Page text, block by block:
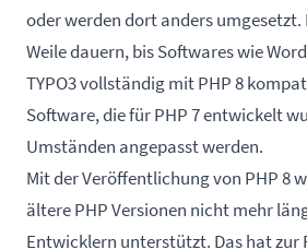
oder werden dort anders umgesetzt.
Weile dauern, bis Softwares wie
TYPO3 vollständig mit PHP 8
Software, die für PHP 7 entwickelt
Umständen angepasst werden.
Mit der Veröffentlichung von PHP 8
ältere PHP Versionen nicht mehr
Entwicklern unterstützt. Das hat zur